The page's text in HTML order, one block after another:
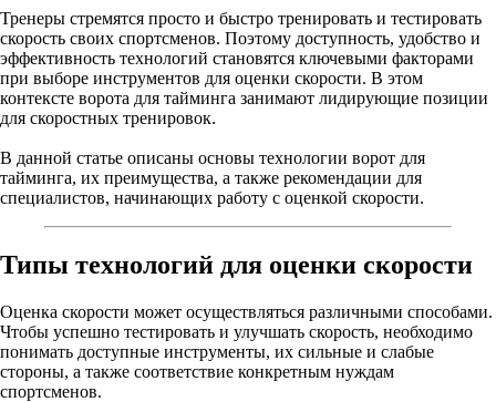
Тренеры стремятся просто и быстро тренировать и тестировать
скорость своих спортсменов. Поэтому доступность, удобство и
эффективность технологий становятся ключевыми факторами
при выборе инструментов для оценки скорости. В этом
контексте ворота для тайминга занимают лидирующие позиции
для скоростных тренировок.
В данной статье описаны основы технологии ворот для
тайминга, их преимущества, а также рекомендации для
специалистов, начинающих работу с оценкой скорости.
Типы технологий для оценки скорости
Оценка скорости может осуществляться различными способами.
Чтобы успешно тестировать и улучшать скорость, необходимо
понимать доступные инструменты, их сильные и слабые
стороны, а также соответствие конкретным нуждам
спортсменов.